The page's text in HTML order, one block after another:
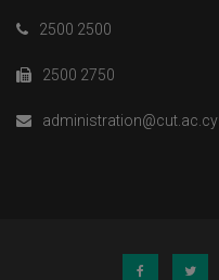
2500 2500
2500 2750
administration@cut.ac.cy